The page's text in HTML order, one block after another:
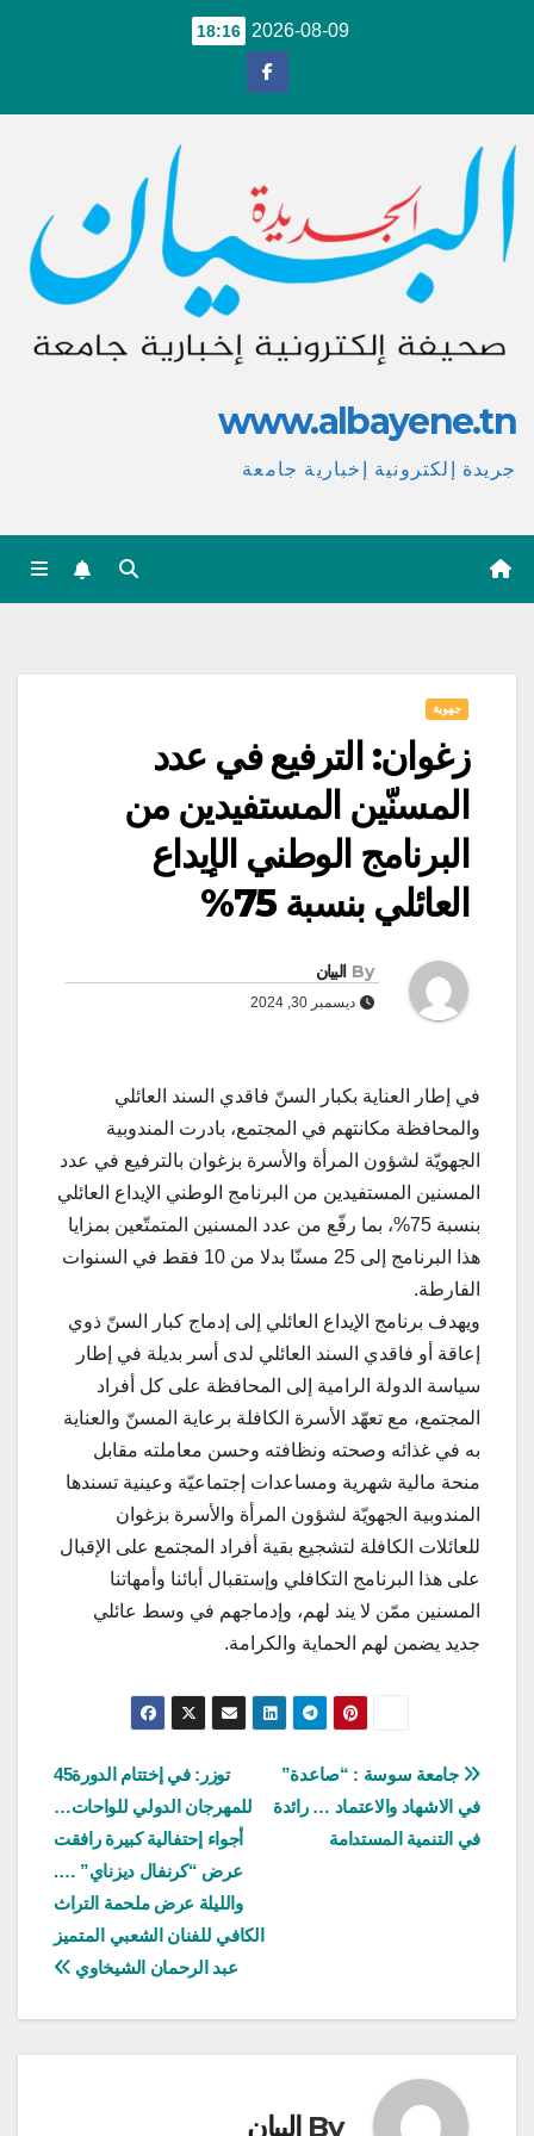
2026-08-09
18:16
www.albayene.tn
جريدة إلكترونية إخبارية جامعة
جهوية
زغوان: الترفيع في عدد
المسنّين المستفيدين من
البرنامج الوطني الإيداع
العائلي بنسبة 75%
By البيان
ديسمبر 30, 2024
في إطار العناية بكبار السنّ فاقدي السند العائلي
والمحافظة مكانتهم في المجتمع، بادرت المندوبية
الجهويّة لشؤون المرأة والأسرة بزغوان بالترفيع في عدد
المسنين المستفيدين من البرنامج الوطني الإيداع العائلي
بنسبة 75%، بما رفّع من عدد المسنين المتمتّعين بمزايا
هذا البرنامج إلى 25 مسنّا بدلا من 10 فقط في السنوات
الفارطة.
ويهدف برنامج الإيداع العائلي إلى إدماج كبار السنّ ذوي
إعاقة أو فاقدي السند العائلي لدى أسر بديلة في إطار
سياسة الدولة الرامية إلى المحافظة على كل أفراد
المجتمع، مع تعهّد الأسرة الكافلة برعاية المسنّ والعناية
به في غذائه وصحته ونظافته وحسن معاملته مقابل
منحة مالية شهرية ومساعدات إجتماعيّة وعينية تسندها
المندوبية الجهويّة لشؤون المرأة والأسرة بزغوان
للعائلات الكافلة لتشجيع بقية أفراد المجتمع على الإقبال
على هذا البرنامج التكافلي وإستقبال أبائنا وأمهاتنا
المسنين ممّن لا يند لهم، وإدماجهم في وسط عائلي
جديد يضمن لهم الحماية والكرامة.
تصفّح
المقالات
توزر: في إختتام الدورة45
للمهرجان الدولي للواحات…
أجواء إحتفالية كبيرة رافقت
عرض “كرنفال ديزناي” ….
والليلة عرض ملحمة التراث
الكافي للفنان الشعبي المتميز
عبد الرحمان الشيخاوي
جامعة سوسة : “صاعدة”
في الاشهاد والاعتماد … رائدة
في التنمية المستدامة
By البيان